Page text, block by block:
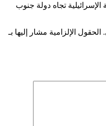
تجاه دولة جنوب
الحقول الإلزامية مشار إليها بـ